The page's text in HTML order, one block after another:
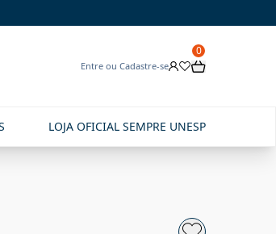
Entre ou Cadastre-se
0
LOJA OFICIAL SEMPRE UNESP